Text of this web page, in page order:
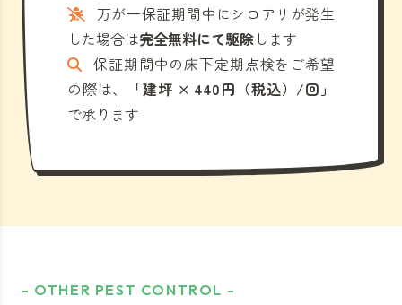
万が一保証期間中にシロアリが発生
した場合は完全無料にて駆除 します
保証期間中の床下定期点検をご希望
の際は、
「建坪 × 440円（税込）/回」
で承ります
- OTHER PEST CONTROL -